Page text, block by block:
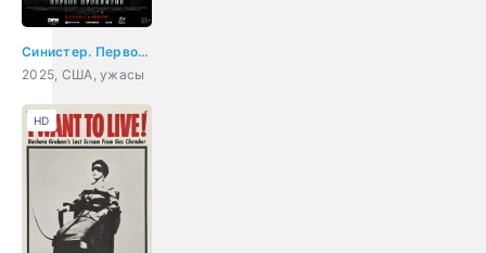
Синистер. Первое проклятие
2025, США, ужасы
HD